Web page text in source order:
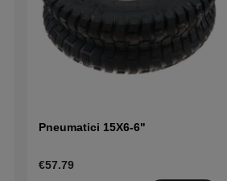
Pneumatici 15X6-6"
€57.79